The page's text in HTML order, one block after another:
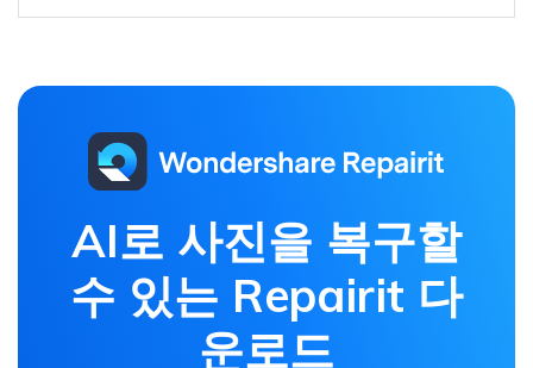
AI로 사진을 복구할
수 있는 Repairit 다
운로드